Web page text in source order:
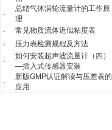
·
总结气体涡轮流量计的工作原
理
·
常见物质流体近似粘度表
·
压力表检测规程及方法
·
如何安装超声波流量计（四）
—插入式传感器安装
·
新版GMP认证解读与压差表的
应用